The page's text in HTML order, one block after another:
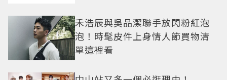
禾浩辰與吳品潔聯手放閃粉紅泡
泡！時髦皮件上身情人節買物清
單這裡看